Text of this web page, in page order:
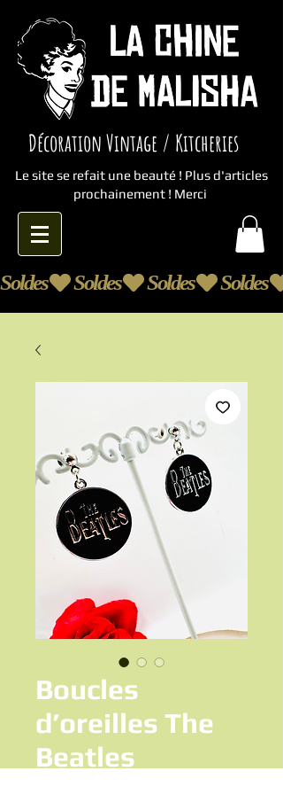
Décoration Vintage / Kitcheries
Le site se refait une beauté ! Plus d'articles
prochainement ! Merci
Soldes
Boucles
d’oreilles The
Beatles